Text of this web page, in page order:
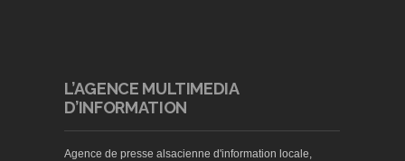
L’AGENCE MULTIMEDIA
D’INFORMATION
Agence de presse alsacienne d'information locale,